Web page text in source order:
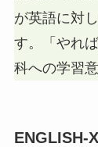
が英語に対
す。「やれ
科への学習
ENGLISH-